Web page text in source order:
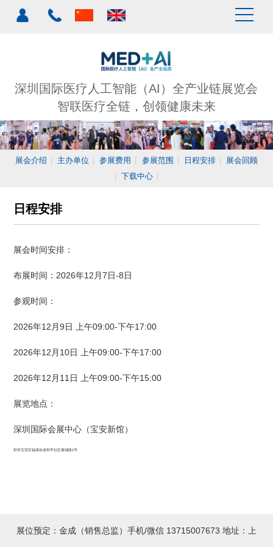
深圳国际医疗人工智能（AI）全产业链展览会
智联医疗全链，创领健康未来
展会介绍 | 主办单位 | 参展费用 | 参展范围 | 日程安排 |
展会回顾
| 下载中心 |
日程安排
展会时间安排：
布展时间：2026年12月7日-8日
参观时间：
2026年12月9日 上午09:00-下午17:00
2026年12月10日 上午09:00-下午17:00
2026年12月11日 上午09:00-下午15:00
展览地点：
深圳国际会展中心（宝安新馆）
圳市宝安区福海街道和平社区展城路1号
展位预定：金成（销售总监）手机/微信 13715007673 地址：上